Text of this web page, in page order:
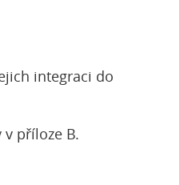
integraci do
příloze B.